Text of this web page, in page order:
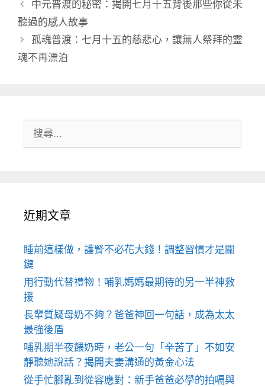
中元普渡的秘密：揭開七月十五背後那些你從未
聽過的感人故事
孤魂普渡：七月十五的慈悲心，讓無人祭拜的靈
魂不再漂泊
尋:
近期文章
睡前這樣做，護腎不必花大錢！調整習慣才是關
鍵
用行動代替禮物！哺乳媽媽最期待的另一半神救
援
長輩質疑母奶不夠？爸爸神回一句話，成為太太
最強後盾
哺乳期半夜餵奶時，老公一句「辛苦了」不如安
靜聽她說話？揭開夫妻溝通的黃金心法
從手忙腳亂到從容應對：新手爸爸必學的拍嗝與